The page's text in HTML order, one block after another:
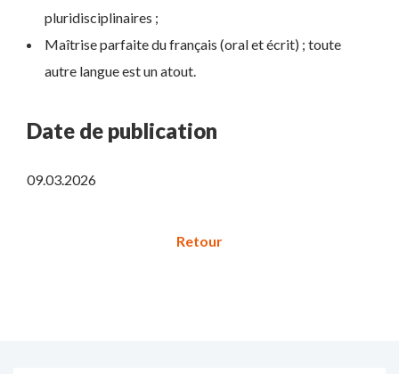
pluridisciplinaires ;
Maîtrise parfaite du français (oral et écrit) ; toute
autre langue est un atout.
Date de publication
09.03.2026